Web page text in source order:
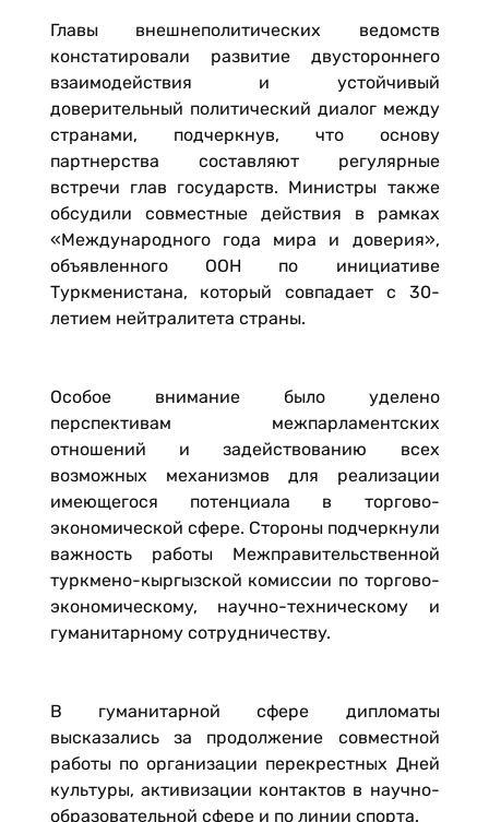
Главы внешнеполитических ведомств
констатировали развитие двустороннего
взаимодействия и устойчивый
доверительный политический диалог между
странами, подчеркнув, что основу
партнерства составляют регулярные
встречи глав государств. Министры также
обсудили совместные действия в рамках
«Международного года мира и доверия»,
объявленного ООН по инициативе
Туркменистана, который совпадает с 30-
летием нейтралитета страны.
Особое внимание было уделено
перспективам межпарламентских
отношений и задействованию всех
возможных механизмов для реализации
имеющегося потенциала в торгово-
экономической сфере. Стороны подчеркнули
важность работы Межправительственной
туркмено-кыргызской комиссии по торгово-
экономическому, научно-техническому и
гуманитарному сотрудничеству.
В гуманитарной сфере дипломаты
высказались за продолжение совместной
работы по организации перекрестных Дней
культуры, активизации контактов в научно-
образовательной сфере и по линии спорта.